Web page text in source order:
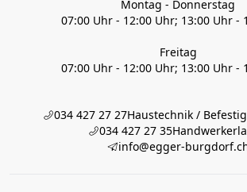
Montag - Donnerstag
07:00 Uhr - 12:00 Uhr; 13:00 Uhr -
Freitag
07:00 Uhr - 12:00 Uhr; 13:00 Uhr -
034 427 27 27Haustechnik /
034 427 27 35
info@egger-